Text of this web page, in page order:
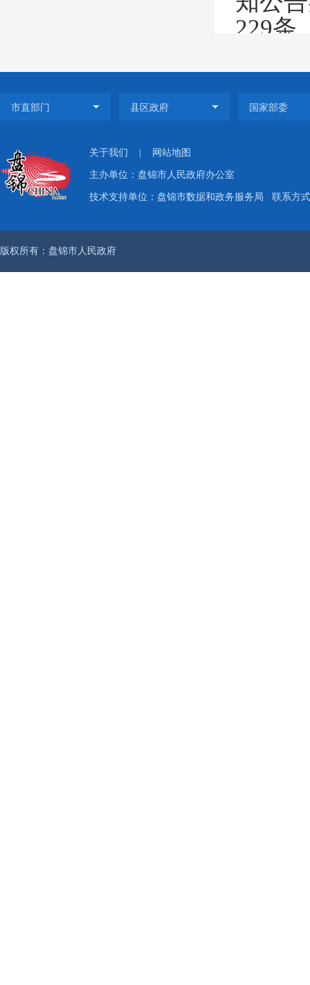
229条
及时
义发
集约
局已
关于我们 网站地图
主办单位：盘锦市人民政府办公室
技术支持单位：盘锦市数据和政务服务局 联系方
版权所有：盘锦市人民政府